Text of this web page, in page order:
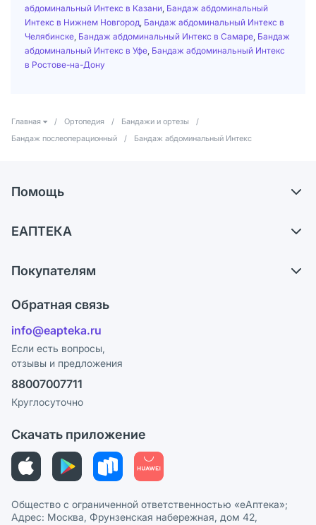
абдоминальный Интекс в Казани Бандаж абдоминальный
Интекс в Нижнем Новгород Бандаж абдоминальный Интекс в
Челябинске Бандаж абдоминальный Интекс в Самаре Бандаж
абдоминальный Интекс в Уфе Бандаж абдоминальный Интекс
в Ростове-на-Дону
Главная / Ортопедия / Бандажи и ортезы
/
Бандаж послеоперационный
/ Бандаж абдоминальный Интекс
Помощь
Самовывоз из аптек
Ответы на вопросы
Блог
ЕАПТЕКА
Карьера
Поставщики
Лицензия
Реклама на сайте
Ваши товары на ЕАПТЕКЕ
Покупателям
Программа СберСпасибо
Политика конфиденциальности
Пользовательское соглашение
Политика рекомендаций
Этика и соответствие
Политика в отношении обработки персональных данных
Обратная связь
info@eapteka.ru
Если есть вопросы,
отзывы и предложения
88007007711
Круглосуточно
Скачать приложение
Общество с ограниченной ответственностью «еАптека»;
Адрес: Москва, Фрунзенская набережная, дом 42,